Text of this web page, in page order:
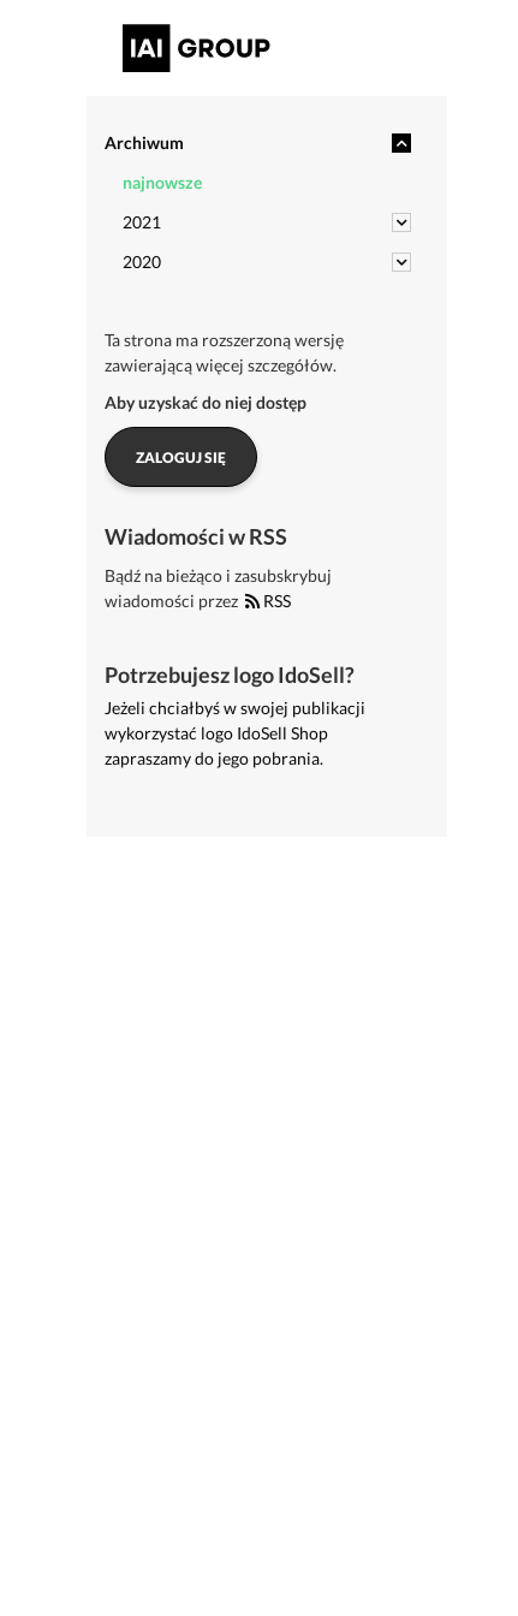
Archiwum
najnowsze
2021
2020
Ta strona ma rozszerzoną wersję
zawierającą więcej szczegółów.
Aby uzyskać do niej dostęp
ZALOGUJ SIĘ
Wiadomości w RSS
Bądź na bieżąco i zasubskrybuj
wiadomości przez
RSS
Potrzebujesz logo IdoSell?
Jeżeli chciałbyś w swojej publikacji
wykorzystać logo IdoSell Shop
zapraszamy do jego pobrania.